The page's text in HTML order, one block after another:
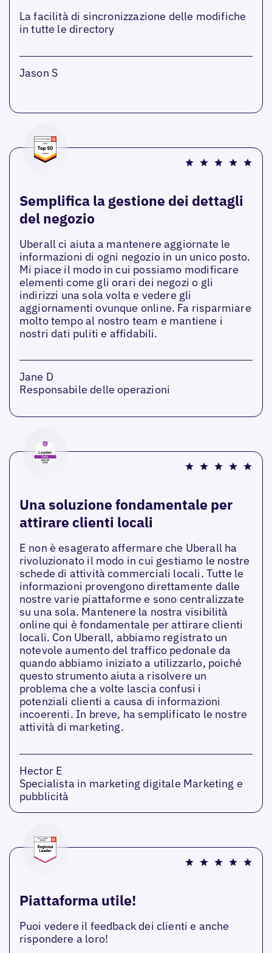
La facilità di sincronizzazione delle modifiche
in tutte le directory
Jason S
Semplifica la gestione dei dettagli
del negozio
Uberall ci aiuta a mantenere aggiornate le
informazioni di ogni negozio in un unico posto.
Mi piace il modo in cui possiamo modificare
elementi come gli orari dei negozi o gli
indirizzi una sola volta e vedere gli
aggiornamenti ovunque online. Fa risparmiare
molto tempo al nostro team e mantiene i
nostri dati puliti e affidabili.
Jane D
Responsabile delle operazioni
Una soluzione fondamentale per
attirare clienti locali
E non è esagerato affermare che Uberall ha
rivoluzionato il modo in cui gestiamo le nostre
schede di attività commerciali locali. Tutte le
informazioni provengono direttamente dalle
nostre varie piattaforme e sono centralizzate
su una sola. Mantenere la nostra visibilità
online qui è fondamentale per attirare clienti
locali. Con Uberall, abbiamo registrato un
notevole aumento del traffico pedonale da
quando abbiamo iniziato a utilizzarlo, poiché
questo strumento aiuta a risolvere un
problema che a volte lascia confusi i
potenziali clienti a causa di informazioni
incoerenti. In breve, ha semplificato le nostre
attività di marketing.
Hector E
Specialista in marketing digitale Marketing e
pubblicità
Piattaforma utile!
Puoi vedere il feedback dei clienti e anche
rispondere a loro!